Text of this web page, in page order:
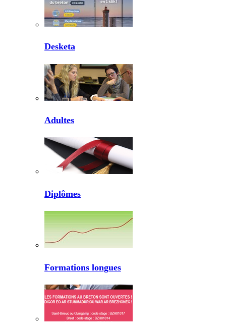
Desketa
Adultes
Diplômes
Formations longues